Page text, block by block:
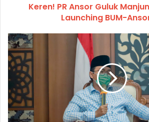
Keren! PR Ansor Guluk
Launching BUM-